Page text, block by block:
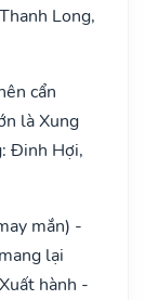
Long,
cẩn
là Xung
Đinh Hợi,
mắn) -
lại
hành -